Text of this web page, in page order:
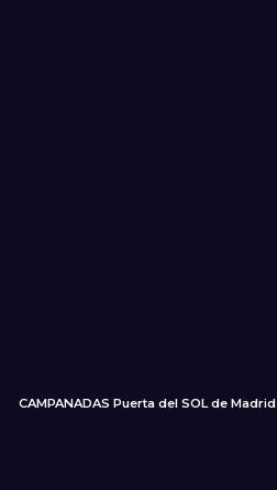
CAMPANADAS Puerta del SOL de Madrid